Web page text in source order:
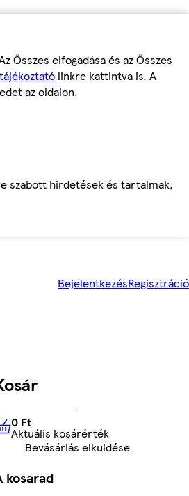
Összes elfogadása és az Összes
linkre kattintva is. A
az oldalon.
szabott hirdetések és tartalmak,
BejelentkezésRegisztráció
0 FtAktuális kosárérték
0 Ft
Aktuális kosárérték
Bevásárlás elküldése
kosarad